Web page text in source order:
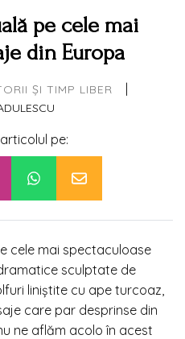
pe cele mai
din Europa
ȘI TIMP LIBER |
pe:
cele mai spectaculoase
sculptate de
liniștite cu ape turcoaz,
care par desprinse din
ne aflăm acolo în acest